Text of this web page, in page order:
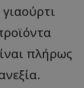
πλήρως